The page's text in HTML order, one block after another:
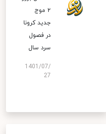
۲ موج
جدید کرونا
در فصول
سرد سال
1401/07/
27